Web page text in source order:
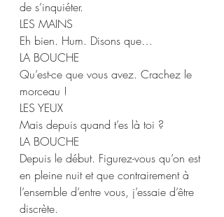
de s’inquiéter.
LES MAINS
Eh bien. Hum. Disons que…
LA BOUCHE
Qu’est-ce que vous avez. Crachez le
morceau !
LES YEUX
Mais depuis quand t’es là toi ?
LA BOUCHE
Depuis le début. Figurez-vous qu’on est
en pleine nuit et que contrairement à
l’ensemble d’entre vous, j’essaie d’être
discrète.